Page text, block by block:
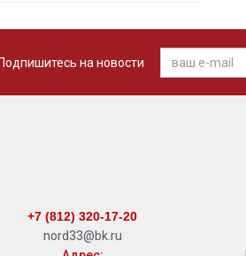
на новости
+7 (812) 320-17-20
nord33@bk.ru